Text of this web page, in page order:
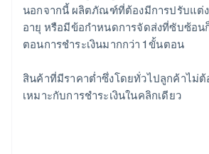
นอกจากนี้ ผลิตภัณฑ์ที่ต้องมีการปรับแต่
อายุ หรือมีข้อกำหนดการจัดส่งที่ซับซ้อน
ตอนการชำระเงินมากกว่า 1 ขั้นตอน
สินค้าที่มีราคาต่ำซึ่งโดยทั่วไปลูกค้าไม่
เหมาะกับการชำระเงินในคลิกเดียว